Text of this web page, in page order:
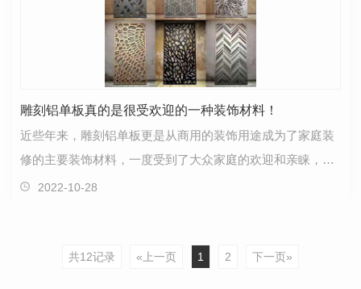
雕刻铝单板真的是很受欢迎的一种装饰材料！
近些年来，雕刻铝单板更是从商用的装饰用途成为了家庭装
修的主要装饰材料，一度受到了大众家庭的欢迎和亲睐，从
市场的销售趋势来看，档次较高的公共场所，如大型商…
2022-10-28
共12记录 «上一页 1 2 下一页»